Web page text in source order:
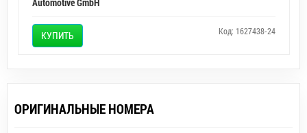
КУПИТЬ Код: 1627438-24
ОРИГИНАЛЬНЫЕ НОМЕРА